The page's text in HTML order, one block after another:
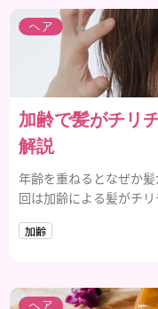
ヘア
加齢で髪がチリ
解説
年齢を重ねるとなぜか
回は加齢による髪がチ
加齢
ヘア